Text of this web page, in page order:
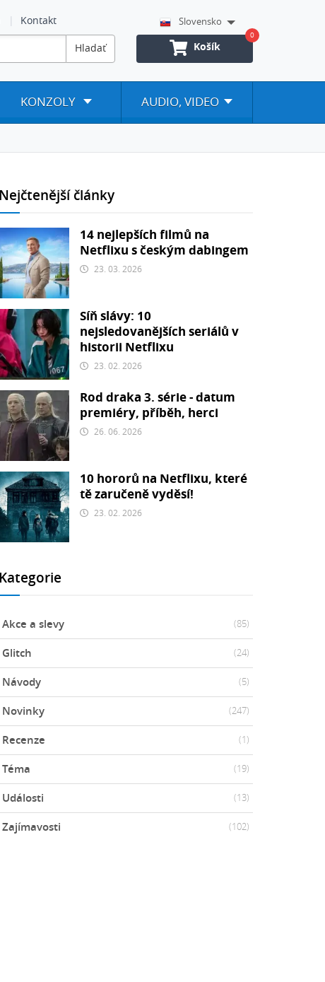
Kontakt Slovensko
Hladať Košík
0
KONZOLY AUDIO, VIDEO
Nejčtenější články
14 nejlepších filmů na
Netflixu s českým dabingem
23. 03. 2026
Síň slávy: 10
nejsledovanějších seriálů v
historii Netflixu
23. 02. 2026
Rod draka 3. série - datum
premiéry, příběh, herci
26. 06. 2026
10 hororů na Netflixu, které
tě zaručeně vyděsí!
23. 02. 2026
Kategorie
Akce a slevy (85)
Glitch (24)
Návody (5)
Novinky (247)
Recenze (1)
Téma (19)
Události (13)
Zajímavosti (102)